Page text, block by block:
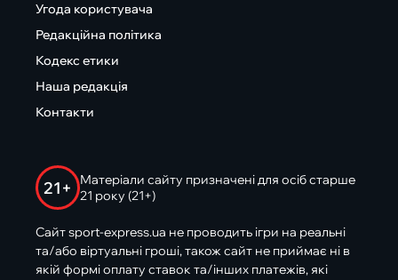
Угода користувача
Редакційна політика
Кодекс етики
Наша редакція
Контакти
21+
Матеріали сайту призначені для осіб старше
21 року (21+)
Сайт sport-express.ua не проводить ігри на реальні
та/або віртуальні гроші, також сайт не приймає ні в
якій формі оплату ставок та/інших платежів, які